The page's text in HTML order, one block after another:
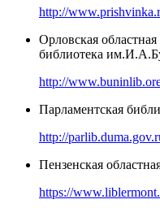
http://
Орловская
библиотека
http://
Парламентская
http://
Пензенская
https://